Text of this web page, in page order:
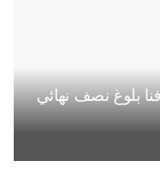
بلوغ نصف نهائي